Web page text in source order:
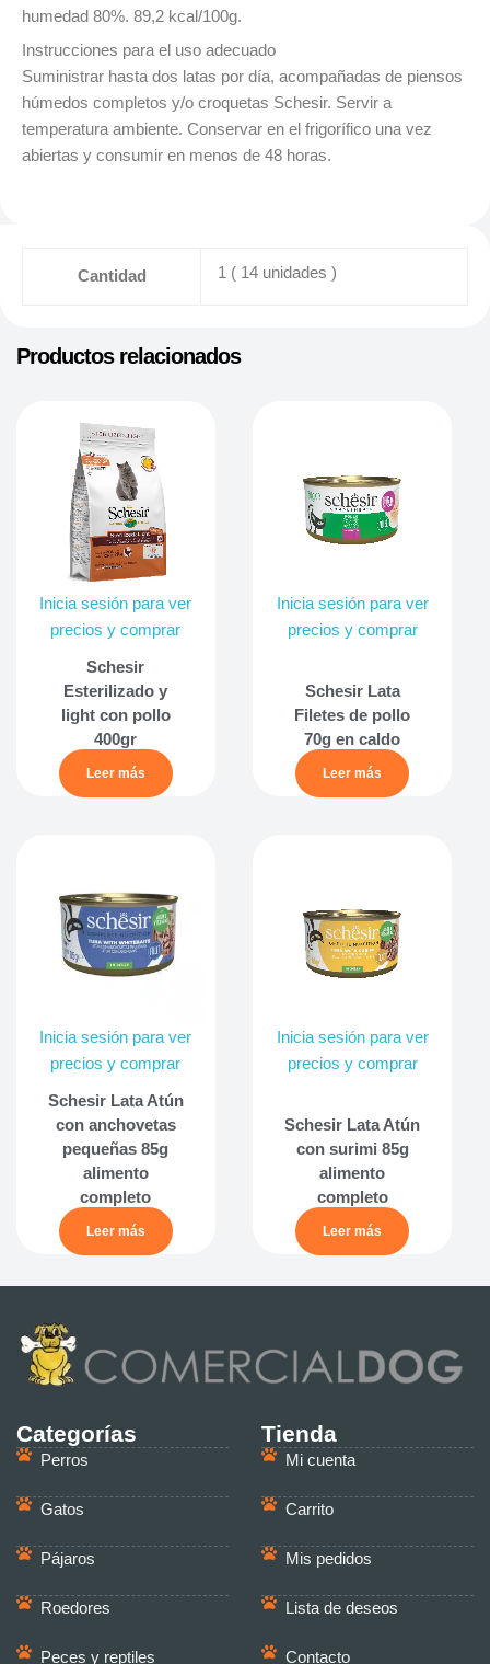
humedad 80%. 89,2 kcal/100g.
Instrucciones para el uso adecuado
Suministrar hasta dos latas por día, acompañadas de piensos
húmedos completos y/o croquetas Schesir. Servir a
temperatura ambiente. Conservar en el frigorífico una vez
abiertas y consumir en menos de 48 horas.
Cantidad 1 ( 14 unidades )
Productos relacionados
Inicia sesión para ver
precios y comprar
Schesir
Esterilizado y
light con pollo
400gr
Leer más
Inicia sesión para ver
precios y comprar
Schesir Lata
Filetes de pollo
70g en caldo
Leer más
Inicia sesión para ver
precios y comprar
Schesir Lata Atún
con anchovetas
pequeñas 85g
alimento
completo
Leer más
Inicia sesión para ver
precios y comprar
Schesir Lata Atún
con surimi 85g
alimento
completo
Leer más
Categorías
Perros
Gatos
Pájaros
Roedores
Peces y reptiles
Tienda
Mi cuenta
Carrito
Mis pedidos
Lista de deseos
Contacto